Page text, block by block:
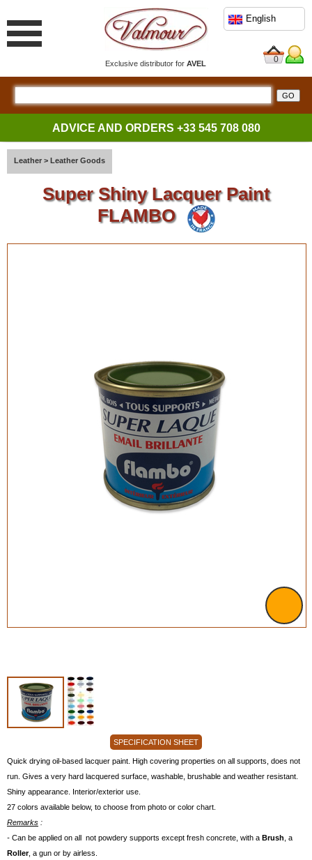
Exclusive distributor forAVEL
English
0
ADVICE AND ORDERS +33 545 708 080
Leather > Leather Goods
Super Shiny Lacquer Paint
FLAMBO
SPECIFICATION SHEET
Quick drying oil-based lacquer paint. High covering properties on all supports, does not
run. Gives a very hard lacquered surface, washable, brushable and weather resistant.
Shiny appearance. Interior/exterior use.
27 colors available below, to choose from photo or color chart.
Remarks :
- Can be applied on all not powdery supports except fresh concrete, with a Brush , a
Roller, a gun or by airless.